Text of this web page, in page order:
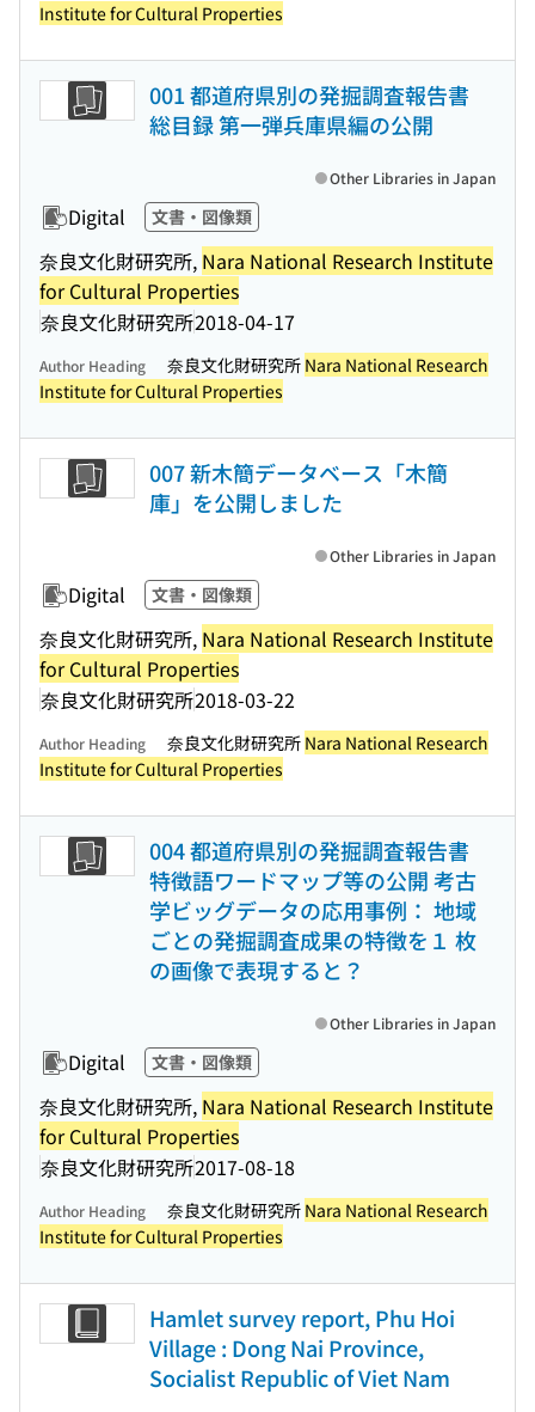
Institute for Cultural Properties
001 都道府県別の発掘調査報告書
総目録 第一弾兵庫県編の公開
Digital 文書・図像類
奈良文化財研究所, Nara National Research Institute
for Cultural Properties
奈良文化財研究所2018-04-17
Other Libraries in Japan
Author Heading 奈良文化財研究所 Nara National Research
Institute for Cultural Properties
007 新木簡データベース「木簡
庫」を公開しました
Digital 文書・図像類
奈良文化財研究所, Nara National Research Institute
for Cultural Properties
奈良文化財研究所2018-03-22
Other Libraries in Japan
Author Heading 奈良文化財研究所 Nara National Research
Institute for Cultural Properties
004 都道府県別の発掘調査報告書
特徴語ワードマップ等の公開 考古
学ビッグデータの応用事例： 地域
ごとの発掘調査成果の特徴を１ 枚
の画像で表現すると？
Digital 文書・図像類
奈良文化財研究所, Nara National Research Institute
for Cultural Properties
奈良文化財研究所2017-08-18
Other Libraries in Japan
Author Heading 奈良文化財研究所 Nara National Research
Institute for Cultural Properties
Hamlet survey report, Phu Hoi
Village : Dong Nai Province,
Socialist Republic of Viet Nam